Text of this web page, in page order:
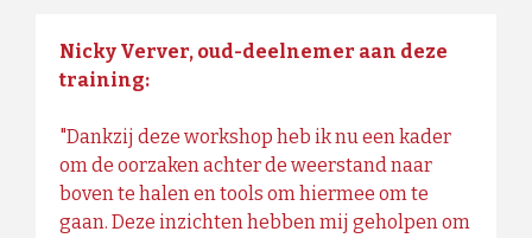
Nicky Verver, oud-deelnemer aan deze
training:
"Dankzij deze workshop heb ik nu een kader
om de oorzaken achter de weerstand naar
boven te halen en tools om hiermee om te
gaan. Deze inzichten hebben mij geholpen om